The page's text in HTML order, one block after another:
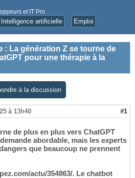
et IT Pro
Intelligence artificielle Emploi
: La génération Z se tourne de
pour une thérapie à la
à la discussion
à 13h40 #1
de plus en plus vers ChatGPT
abordable, mais les experts
que beaucoup ne prennent
actu/354863/. Le chatbot